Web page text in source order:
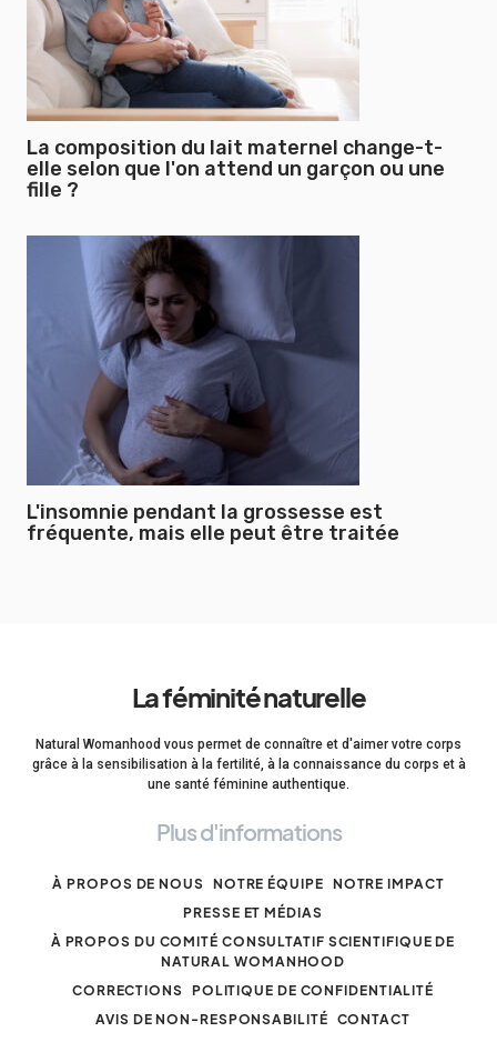
La composition du lait maternel change-t-
elle selon que l'on attend un garçon ou une
fille ?
L'insomnie pendant la grossesse est
fréquente, mais elle peut être traitée
La féminité naturelle
Natural Womanhood vous permet de connaître et d'aimer votre corps
grâce à la sensibilisation à la fertilité, à la connaissance du corps et à
une santé féminine authentique.
Plus d'informations
À PROPOS DE NOUS NOTRE ÉQUIPE NOTRE IMPACT
PRESSE ET MÉDIAS
À PROPOS DU COMITÉ CONSULTATIF SCIENTIFIQUE DE
NATURAL WOMANHOOD
CORRECTIONS POLITIQUE DE CONFIDENTIALITÉ
AVIS DE NON-RESPONSABILITÉ CONTACT